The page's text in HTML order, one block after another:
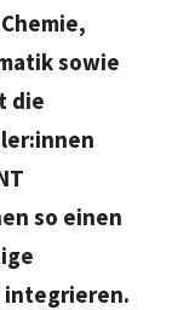
sowie
die
so einen
integrieren.